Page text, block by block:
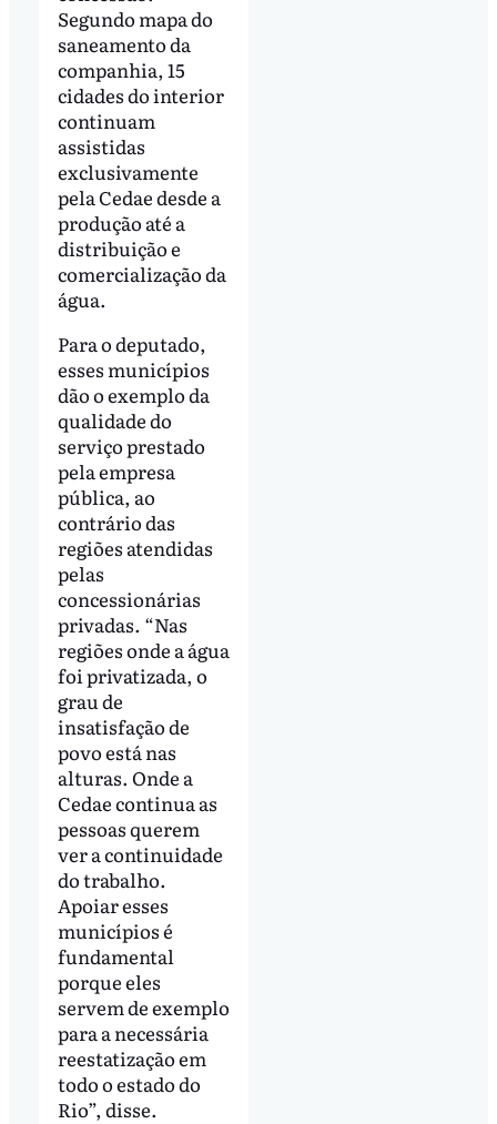
Segundo mapa do
saneamento da
companhia, 15
cidades do interior
continuam
assistidas
exclusivamente
pela Cedae desde a
produção até a
distribuição e
comercialização da
água.
Para o deputado,
esses municípios
dão o exemplo da
qualidade do
serviço prestado
pela empresa
pública, ao
contrário das
regiões atendidas
pelas
concessionárias
privadas. “Nas
regiões onde a água
foi privatizada, o
grau de
insatisfação de
povo está nas
alturas. Onde a
Cedae continua as
pessoas querem
ver a continuidade
do trabalho.
Apoiar esses
municípios é
fundamental
porque eles
servem de exemplo
para a necessária
reestatização em
todo o estado do
Rio”, disse.